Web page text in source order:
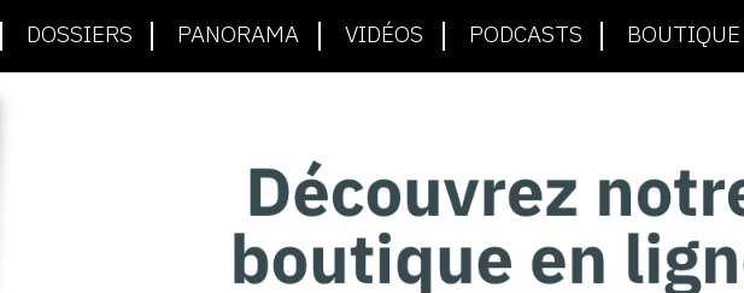
DOSSIERS PANORAMA VIDÉOS PODCASTS BOUTIQUE